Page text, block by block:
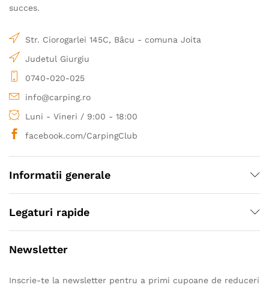
Magazinul online Carping Club garanteaza calitatea
achizitionate direct de la importanti producatori
succes.
Str. Ciorogarlei 145C, Bâcu - comuna Joita
Judetul Giurgiu
0740-020-025
info@carping.ro
Luni - Vineri / 9:00 - 18:00
facebook.com/CarpingClub
Informatii generale
Legaturi rapide
Newsletter
Inscrie-te la newsletter pentru a primi cupoane de reduceri